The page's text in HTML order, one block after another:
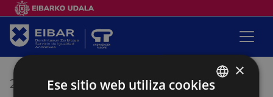
24/10/2019 14:30 -16:30
×
Ese sitio web utiliza cookies